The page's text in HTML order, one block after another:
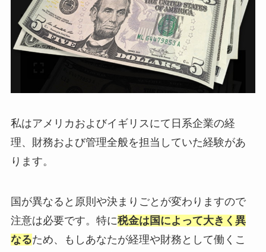
私はアメリカおよびイギリスにて日系企業の経
理、財務および管理全般を担当していた経験があ
ります。
国が異なると原則や決まりごとが変わりますので
注意は必要です。特に税金は国によって大きく異
なるため、もしあなたが経理や財務として働くこ